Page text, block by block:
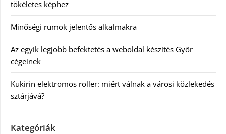
tökéletes képhez
Minőségi rumok jelentős alkalmakra
Az egyik legjobb befektetés a weboldal készítés Győr
cégeinek
Kukirin elektromos roller: miért válnak a városi közlekedés
sztárjává?
Kategóriák